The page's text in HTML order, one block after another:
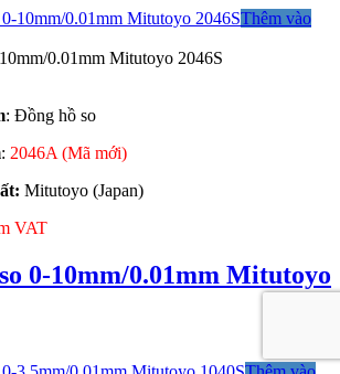
Thêm vào
0.01mm Mitutoyo 2046S
: Đồng hồ so
: 2046A (Mã mới)
Mitutoyo (Japan)
VAT
0-10mm/0.01mm Mitutoyo